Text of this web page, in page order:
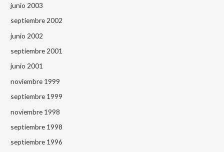
junio 2003
septiembre 2002
junio 2002
septiembre 2001
junio 2001
noviembre 1999
septiembre 1999
noviembre 1998
septiembre 1998
septiembre 1996